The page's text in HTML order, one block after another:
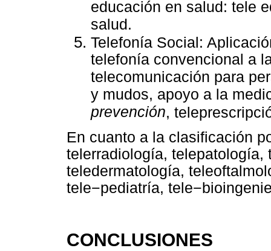
educación en salud: tele
salud.
Telefonía Social:
telefonía convencional a
telecomunicación para
y mudos, apoyo a la
prevención,
En cuanto a la clasificación
telerradiología,
teledermatología,
tele−pediatría,
CONCLUSIONES